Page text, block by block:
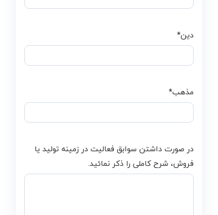
دین*
مذهب*
در صورت داشتن سوابق فعالیت در زمینه تولید یا
فروش، شرح کاملی را ذکر نمائید.